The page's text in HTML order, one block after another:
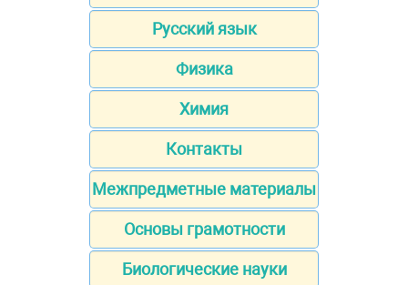
Русский язык
Физика
Химия
Контакты
Межпредметные материалы
Основы грамотности
Биологические науки